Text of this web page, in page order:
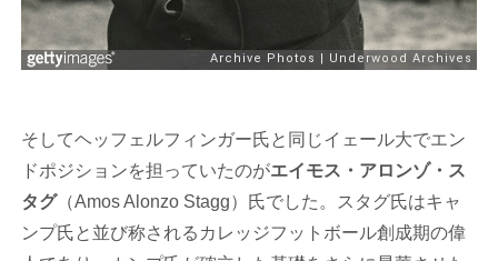
そしてヘッフェルフィンガー氏と同じイェール大でエン
ドポジションを担っていたのがエイモス・アロンゾ・ス
タグ（Amos Alonzo Stagg）氏でした。スタグ氏はキャ
ンプ氏と並び称されるカレッジフットボール創成期の偉